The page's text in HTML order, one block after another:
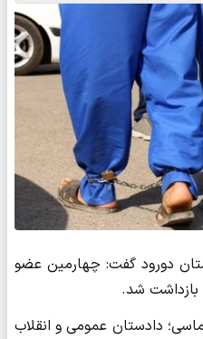
دورود گفت: چهارمین عضو
بازداشت شد.
دادستان عمومی و انقلاب